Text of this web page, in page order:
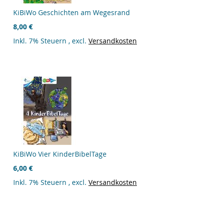
KiBiWo Geschichten am Wegesrand
8,00 €
Inkl. 7% Steuern , excl. Versandkosten
KiBiWo Vier KinderBibelTage
6,00 €
Inkl. 7% Steuern , excl. Versandkosten